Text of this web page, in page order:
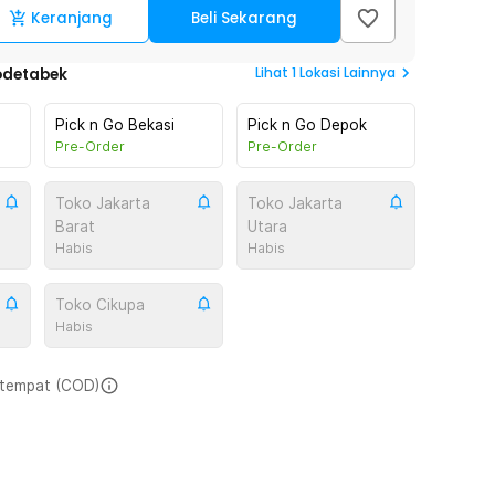
Keranjang Beli Sekarang
Lihat 1Lokasi Lainnya
Pick n Go Bekasi
Pre-Order
Pick n Go Depok
Pre-Order
Toko Jakarta
Barat
Habis
Toko Jakarta
Utara
Habis
Toko Cikupa
Habis
(COD)